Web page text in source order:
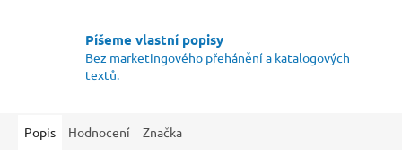
Píšeme vlastní popisy
Bez marketingového přehánění a katalogových
textů.
Popis Hodnocení Značka